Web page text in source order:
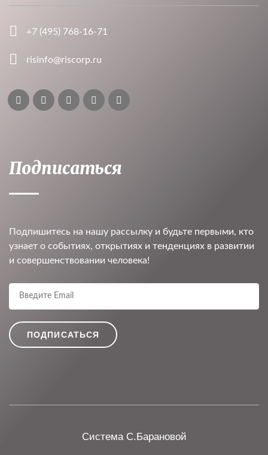
+7 (495) 768-16-71
risinfo@riscorp.ru
Подписаться
Подпишитесь на нашу рассылку и будьте первыми, кто
узнает о событиях, открытиях и тенденциях в развитии
и совершенствовании человека!
Система С.Барановой